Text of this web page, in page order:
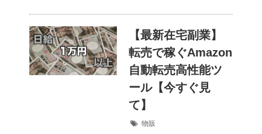
【最新在宅副業】
転売で稼ぐAmazon
自動転売高性能ツ
ール【今すぐ見
て】
物販